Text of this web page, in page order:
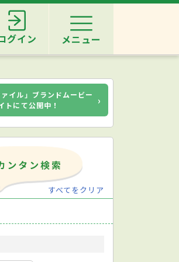
グイン メニュー
ァイル」ブランドムービー
トにて公開中！
›
すべてをクリア